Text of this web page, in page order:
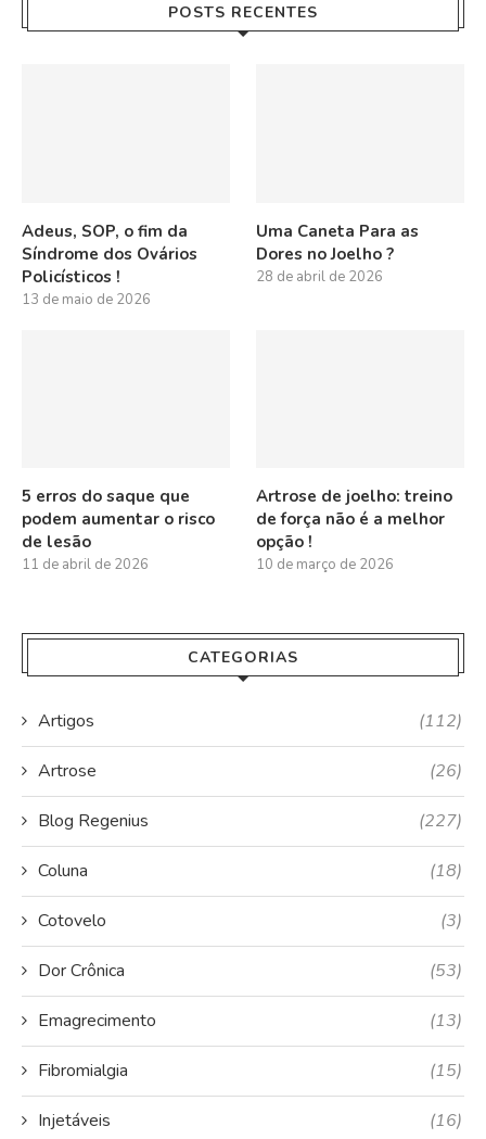
POSTS RECENTES
Adeus, SOP, o fim da
Síndrome dos Ovários
Policísticos !
13 de maio de 2026
Uma Caneta Para as
Dores no Joelho ?
28 de abril de 2026
5 erros do saque que
podem aumentar o risco
de lesão
11 de abril de 2026
Artrose de joelho: treino
de força não é a melhor
opção !
10 de março de 2026
CATEGORIAS
Artigos (112)
Artrose (26)
Blog Regenius (227)
Coluna (18)
Cotovelo (3)
Dor Crônica (53)
Emagrecimento (13)
Fibromialgia (15)
Injetáveis (16)